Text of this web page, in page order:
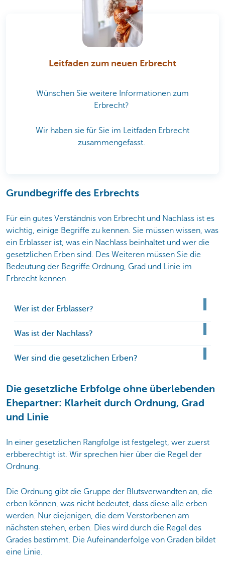
Leitfaden zum neuen Erbrecht
Wünschen Sie weitere Informationen zum
Erbrecht?
Wir haben sie für Sie im Leitfaden Erbrecht
zusammengefasst.
Grundbegriffe des Erbrechts
Für ein gutes Verständnis von Erbrecht und Nachlass ist es
wichtig, einige Begriffe zu kennen. Sie müssen wissen, was
ein Erblasser ist, was ein Nachlass beinhaltet und wer die
gesetzlichen Erben sind. Des Weiteren müssen Sie die
Bedeutung der Begriffe Ordnung, Grad und Linie im
Erbrecht kennen..
Wer ist der Erblasser?
Was ist der Nachlass?
Wer sind die gesetzlichen Erben?
Die gesetzliche Erbfolge ohne überlebenden
Ehepartner: Klarheit durch Ordnung, Grad
und Linie
In einer gesetzlichen Rangfolge ist festgelegt, wer zuerst
erbberechtigt ist. Wir sprechen hier über die Regel der
Ordnung.
Die Ordnung gibt die Gruppe der Blutsverwandten an, die
erben können, was nicht bedeutet, dass diese alle erben
werden. Nur diejenigen, die dem Verstorbenen am
nächsten stehen, erben. Dies wird durch die Regel des
Grades bestimmt. Die Aufeinanderfolge von Graden bildet
eine Linie.